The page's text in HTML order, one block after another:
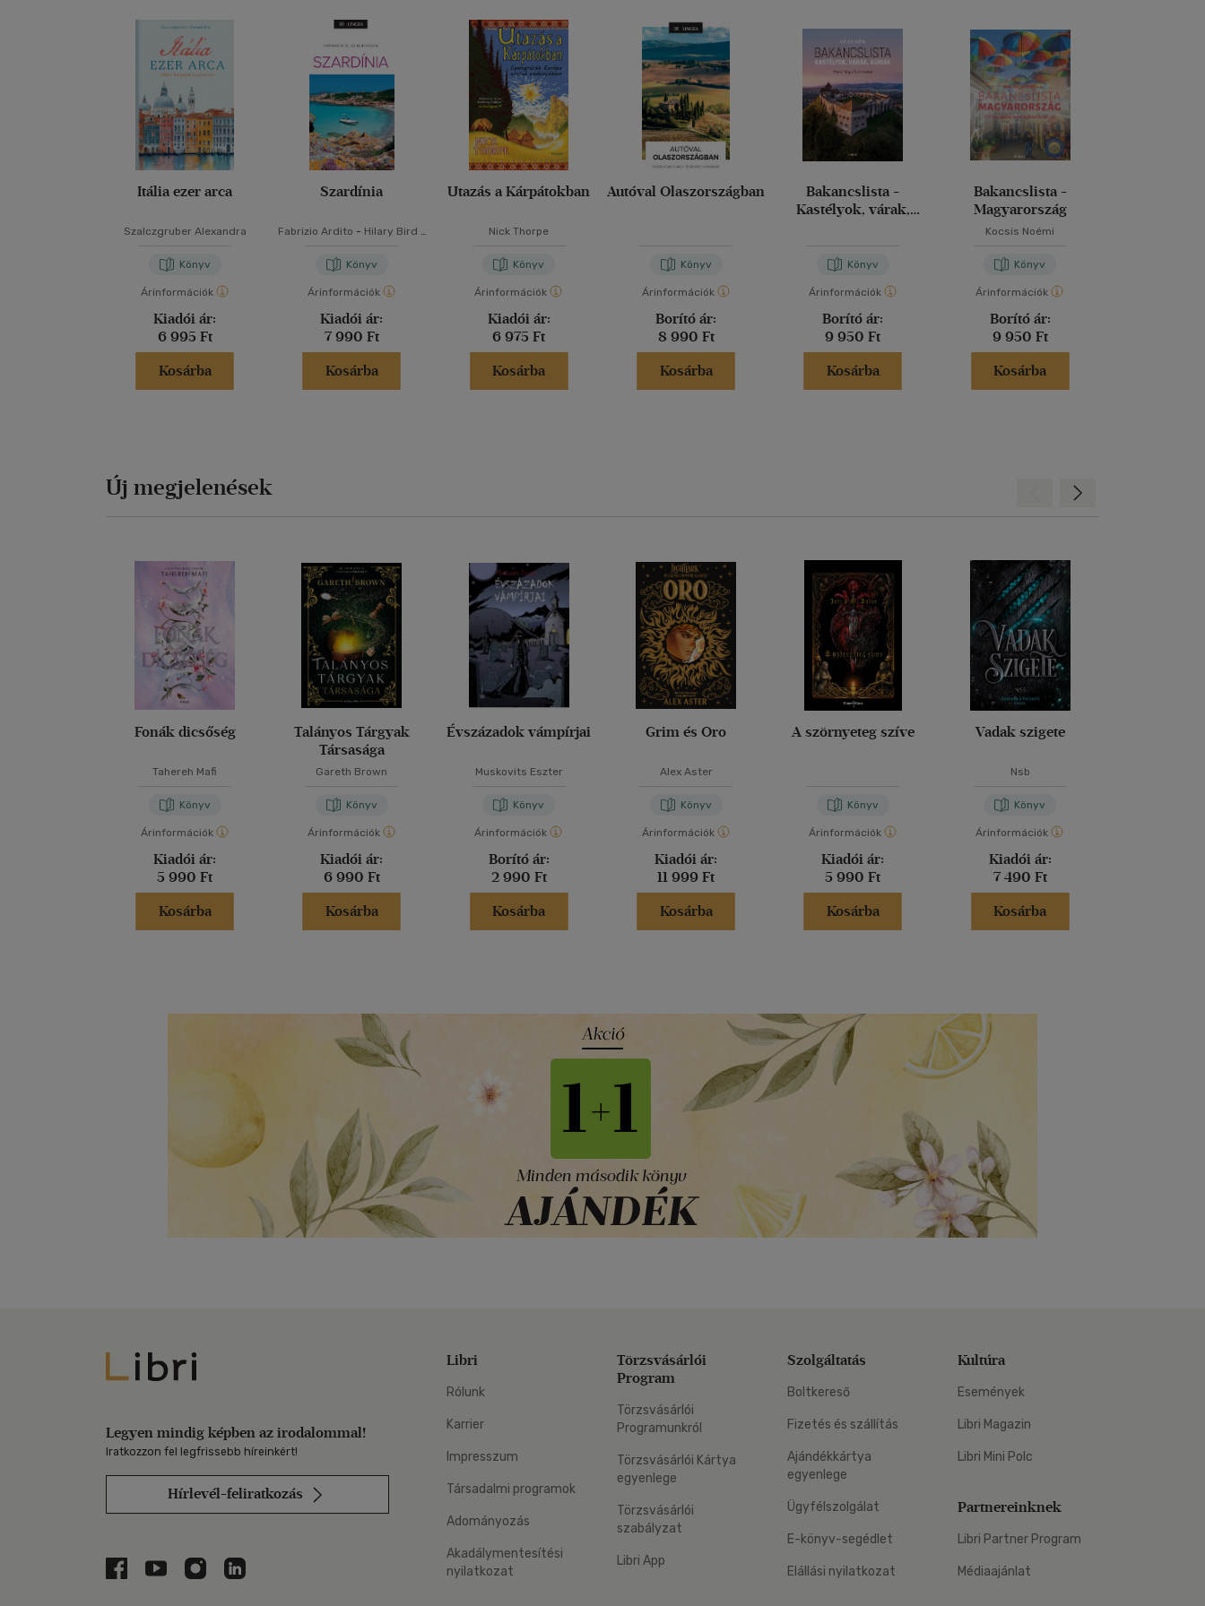
Itália ezer arca
Szalczgruber Alexandra
Könyv
Árinformációk
Kiadói ár:
6 995 Ft
Kosárba
Szardínia
Fabrizio Ardito - Hilary Bird -
Voormei
Könyv
Árinformációk
Kiadói ár:
7 990 Ft
Kosárba
Utazás a Kárpátokban
Nick Thorpe
Könyv
Árinformációk
Kiadói ár:
6 975 Ft
Kosárba
Autóval Olaszországban
Könyv
Árinformációk
Borító ár:
8 990 Ft
Kosárba
Bakancslista -
Kastélyok, várak,
Könyv
Árinformációk
Borító ár:
9 950 Ft
Kosárba
Bakancslista -
Magyarország
Kocsis Noémi
Könyv
Árinformációk
Borító ár:
9 950 Ft
Kosárba
Új megjelenések
Fonák dicsőség
Tahereh Mafi
Könyv
Árinformációk
Kiadói ár:
5 990 Ft
Kosárba
Talányos Tárgyak
Társasága
Gareth Brown
Könyv
Árinformációk
Kiadói ár:
6 990 Ft
Kosárba
Évszázadok vámpírjai
Muskovits Eszter
Könyv
Árinformációk
Borító ár:
2 990 Ft
Kosárba
Grim és Oro
Alex Aster
Könyv
Árinformációk
Kiadói ár:
11 999 Ft
Kosárba
A szörnyeteg szíve
Könyv
Árinformációk
Kiadói ár:
5 990 Ft
Kosárba
Vadak szigete
Nsb
Könyv
Árinformációk
Kiadói ár:
7 490 Ft
Kosárba
Előre
Libri
Legyen mindig képben az irodalommal!
Iratkozzon fel legfrissebb híreinkért!
Hírlevél-feliratkozás
Libri a Facebookon
Libri a Youtube-on
Libri az Instagramon
Libri a LinkedInen
Libri
Rólunk
Karrier
Impresszum
Társadalmi programok
Adományozás
Akadálymentesítési
nyilatkozat
Törzsvásárlói
Program
Törzsvásárlói
Programunkról
Törzsvásárlói Kártya
egyenlege
Törzsvásárlói
szabályzat
Libri App
Szolgáltatás
Boltkereső
Fizetés és szállítás
Ajándékkártya
egyenlege
Ügyfélszolgálat
E-könyv-segédlet
Elállási nyilatkozat
Kultúra
Események
Libri Magazin
Libri Mini Polc
Partnereinknek
Libri Partner Program
Médiaajánlat